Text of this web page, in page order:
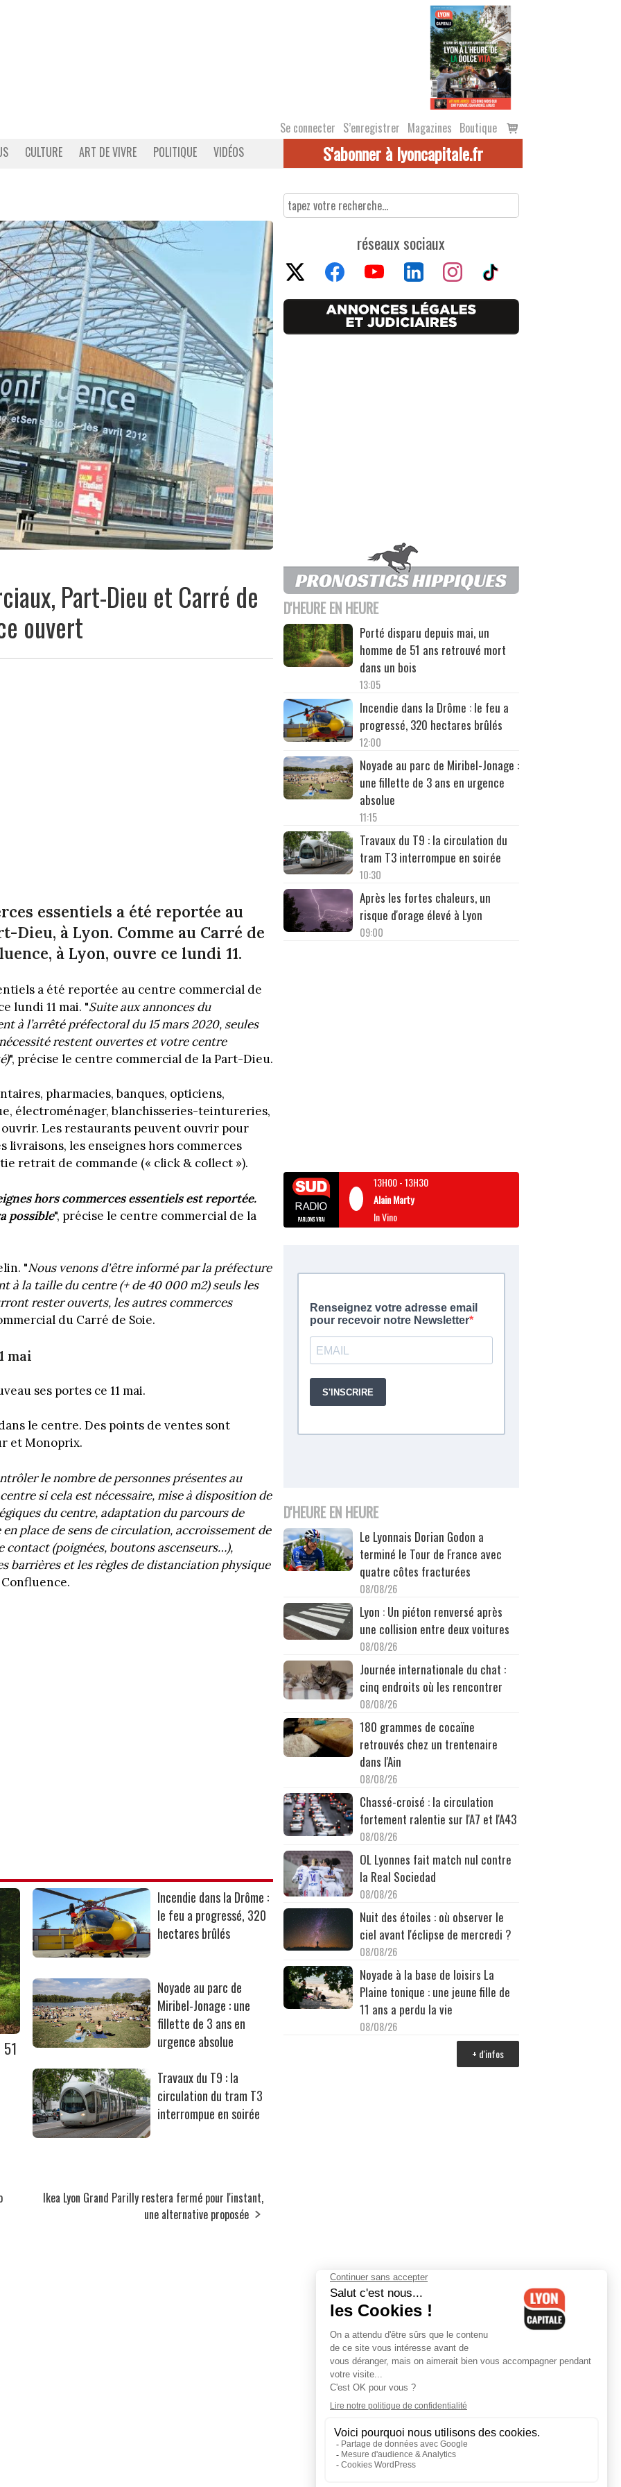
Se connecter S’enregistrer Magazines Boutique
Voir
le
CULTURE ART DE VIVRE POLITIQUE VIDÉOS S'abonner à lyoncapitale.fr
Part-Dieu et Carré de
ouvert
essentiels a été reportée au
Dieu, à Lyon. Comme au Carré de
à Lyon, ouvre ce lundi 11.
a été reportée au centre commercial de
lundi 11 mai. "Suite aux annonces du
à l’arrêté préfectoral du 15 mars 2020, seules
restent ouvertes et votre centre
", précise le centre commercial de la Part-Dieu.
pharmacies, banques, opticiens,
électroménager, blanchisseries-teintureries,
Les restaurants peuvent ouvrir pour
livraisons, les enseignes hors commerces
retrait de commande (« click & collect »).
hors commerces essentiels est reportée.
possible", précise le centre commercial de la
"Nous venons d'être informé par la préfecture
à la taille du centre (+ de 40 000 m2) seuls les
rester ouverts, les autres commerces
du Carré de Soie.
mai
ses portes ce 11 mai.
le centre. Des points de ventes sont
et Monoprix.
le nombre de personnes présentes au
si cela est nécessaire, mise à disposition de
du centre, adaptation du parcours de
place de sens de circulation, accroissement de
contact (poignées, boutons ascenseurs…),
barrières et les règles de distanciation physique
Incendie dans la Drôme :
le feu a progressé, 320
hectares brûlés
Noyade au parc de
Miribel-Jonage : une
fillette de 3 ans en
urgence absolue
Travaux du T9 : la
circulation du tram T3
interrompue en soirée
Ikea Lyon Grand Parilly restera fermé pour l'instant,
une alternative proposée
réseaux sociaux
D'HEURE EN HEURE
Porté disparu depuis mai, un
homme de 51 ans retrouvé mort
dans un bois
13:05
Incendie dans la Drôme : le feu a
progressé, 320 hectares brûlés
12:00
Noyade au parc de Miribel-Jonage :
une fillette de 3 ans en urgence
absolue
11:15
Travaux du T9 : la circulation du
tram T3 interrompue en soirée
10:30
Après les fortes chaleurs, un
risque d'orage élevé à Lyon
09:00
13H00-13H30
Alain Marty
In Vino
D'HEURE EN HEURE
Le Lyonnais Dorian Godon a
terminé le Tour de France avec
quatre côtes fracturées
08/08/26
Lyon : Un piéton renversé après
une collision entre deux voitures
08/08/26
Journée internationale du chat :
cinq endroits où les rencontrer
08/08/26
180 grammes de cocaïne
retrouvés chez un trentenaire
dans l'Ain
08/08/26
Chassé-croisé : la circulation
fortement ralentie sur l'A7 et l'A43
08/08/26
OL Lyonnes fait match nul contre
la Real Sociedad
08/08/26
Nuit des étoiles : où observer le
ciel avant l'éclipse de mercredi ?
08/08/26
Noyade à la base de loisirs La
Plaine tonique : une jeune fille de
11 ans a perdu la vie
08/08/26
+ d'infos